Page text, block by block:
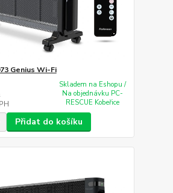
Genius Wi-Fi
Skladem na Eshopu /
Na objednávku PC-
RESCUE Kobeřice
Přidat do košíku